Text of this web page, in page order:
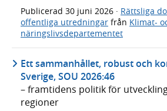
Publicerad 30 juni 2026 · Rättsliga
offentliga utredningar från Klimat-
näringslivsdepartementet
Ett sammanhållet, robust och
Sverige, SOU 2026:46
– framtidens politik för
regioner